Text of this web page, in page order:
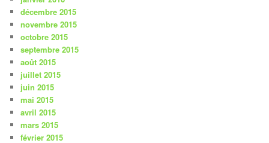
décembre 2015
novembre 2015
octobre 2015
septembre 2015
août 2015
juillet 2015
juin 2015
mai 2015
avril 2015
mars 2015
février 2015